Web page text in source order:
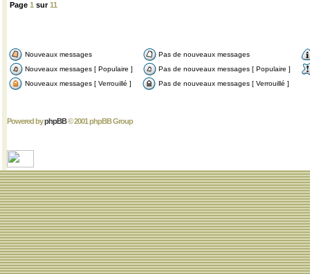
Page 1 sur11
Nouveaux messages
Pas de nouveaux messages
Nouveaux messages [ Populaire ]
Pas de nouveaux messages [ Populaire ]
Nouveaux messages [ Verrouillé ]
Pas de nouveaux messages [ Verrouillé ]
Powered byphpBB© 2001 phpBB Group